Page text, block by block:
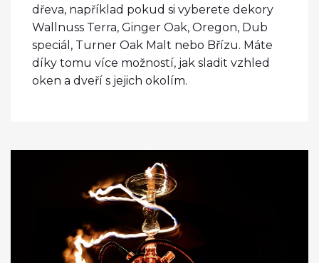
dřeva, například pokud si vyberete dekory
Wallnuss Terra, Ginger Oak, Oregon, Dub
speciál, Turner Oak Malt nebo Břízu. Máte
díky tomu více možností, jak sladit vzhled
oken a dveří s jejich okolím.